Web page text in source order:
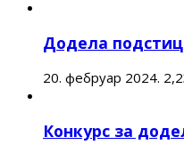
Додела
20. фебруар 2024.
Конкурс за